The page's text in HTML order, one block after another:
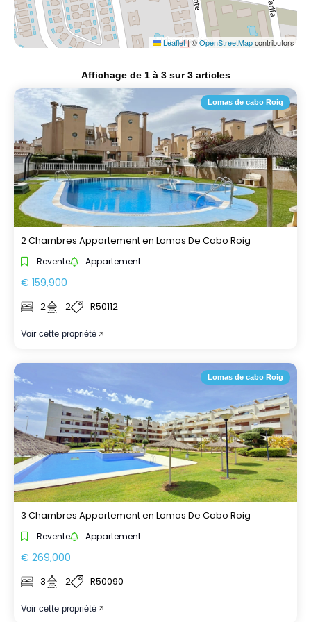
Affichage de 1à 3sur3articles
Lomas de cabo Roig
2 Chambres Appartement en Lomas De Cabo Roig
Revente Appartement
€ 159,900
2 2 R50112
Voir cette propriété
Lomas de cabo Roig
3 Chambres Appartement en Lomas De Cabo Roig
Revente Appartement
€ 269,000
3 2 R50090
Voir cette propriété
Leaflet|©OpenStreetMapcontributors